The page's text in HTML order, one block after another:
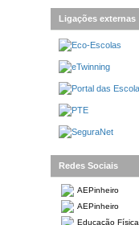
Ligações externas
Redes Sociais
AEPinheiro
AEPinheiro
Educação Física